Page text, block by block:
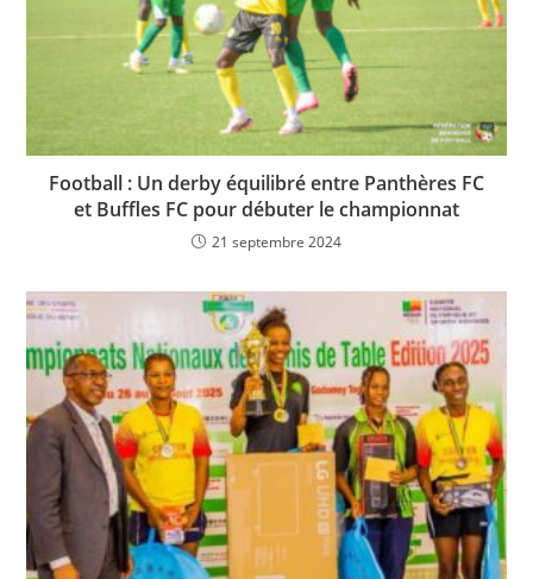
Football : Un derby équilibré entre Panthères FC
et Buffles FC pour débuter le championnat
21 septembre 2024